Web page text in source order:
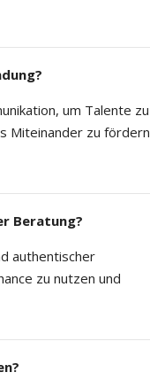
um Talente zu
Miteinander zu fördern
Beratung?
authentischer
zu nutzen und